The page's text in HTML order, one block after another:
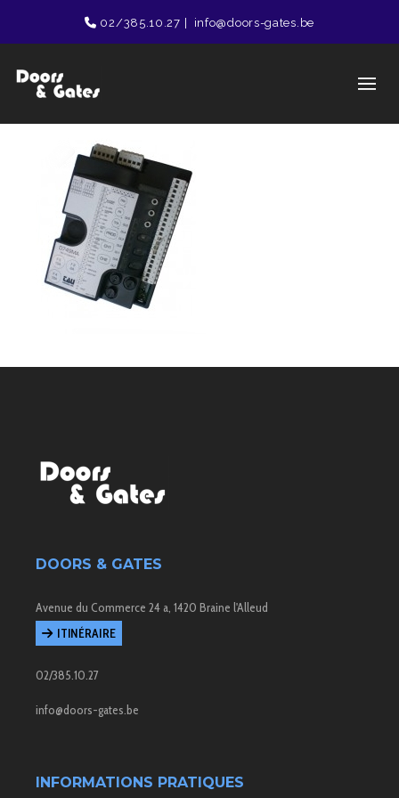
02/385.10.27 info@doors-gates.be
DOORS & GATES
Avenue du Commerce 24 a, 1420 Braine l'Alleud
ITINÉRAIRE
02/385.10.27
info@doors-gates.be
INFORMATIONS PRATIQUES